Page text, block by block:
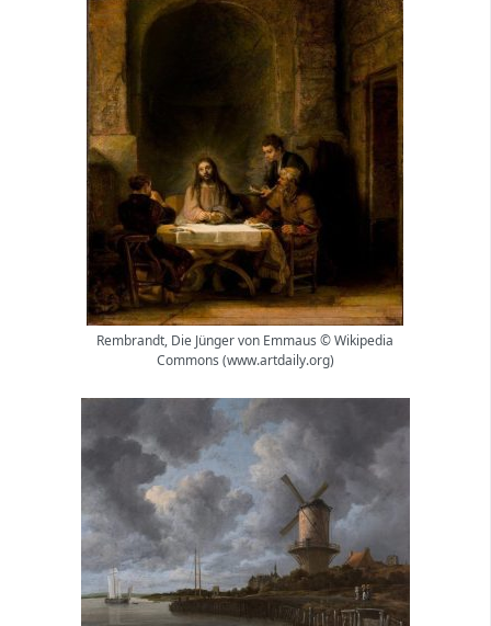
Rembrandt, Die Jünger von Emmaus © Wikipedia
Commons (www.artdaily.org)